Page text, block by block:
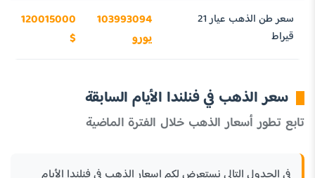
سعر طن الذهب عيار 21
قيراط
103993094
يورو
120015000
$
سعر الذهب في فنلندا الأيام السابقة
تابع تطور أسعار الذهب خلال الفترة الماضية